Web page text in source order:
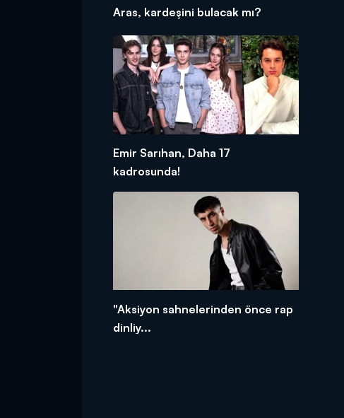
Aras, kardeşini bulacak mı?
Emir Sarıhan, Daha 17
kadrosunda!
"Aksiyon sahnelerinden önce rap
dinliy...